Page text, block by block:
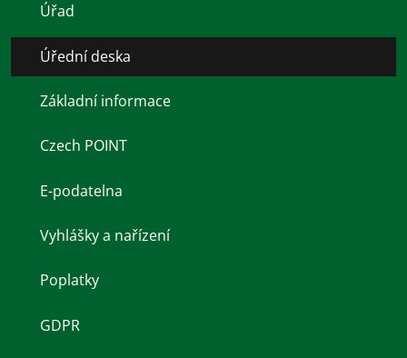
Úřad
Úřední deska
Základní informace
Czech POINT
E-podatelna
Vyhlášky a nařízení
Poplatky
GDPR